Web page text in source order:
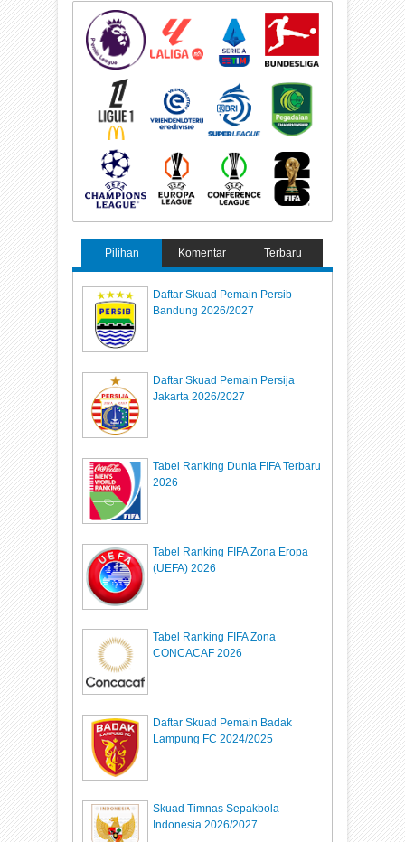
Pilihan Komentar Terbaru
Daftar Skuad Pemain Persib
Bandung 2026/2027
Daftar Skuad Pemain Persija
Jakarta 2026/2027
Tabel Ranking Dunia FIFA Terbaru
2026
Tabel Ranking FIFA Zona Eropa
(UEFA) 2026
Tabel Ranking FIFA Zona
CONCACAF 2026
Daftar Skuad Pemain Badak
Lampung FC 2024/2025
Skuad Timnas Sepakbola
Indonesia 2026/2027